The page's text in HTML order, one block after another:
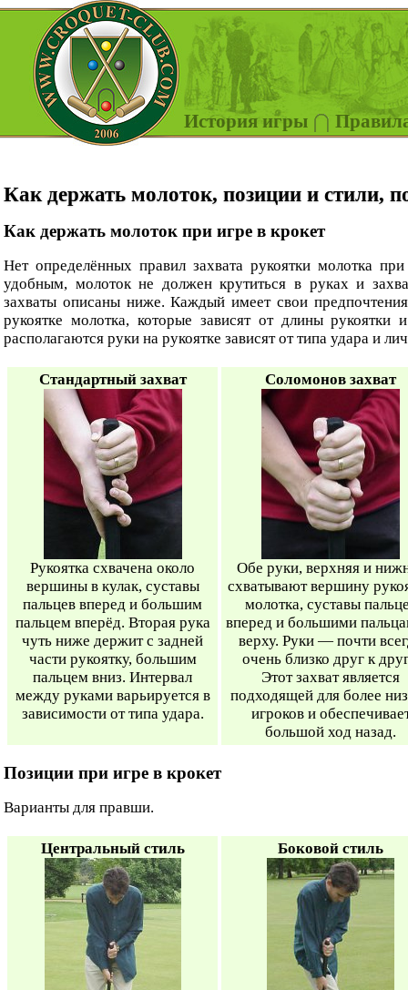
История игры
Как держать молоток, позиции и стили,
Как держать молоток при игре в крокет
Нет определённых правил захвата рукоятки молотка
удобным, молоток не должен крутиться в руках и
захваты описаны ниже. Каждый имеет свои
рукоятке молотка, которые зависят от длины
располагаются руки на рукоятке зависят от типа удара и
Стандартный захват
Рукоятка схвачена около
вершины в кулак, суставы
пальцев вперед и большим
пальцем вперёд. Вторая рука
чуть ниже держит с задней
части рукоятку, большим
пальцем вниз. Интервал
между руками варьируется в
зависимости от типа удара.
Соломонов захват
Обе руки, верхняя и
схватывают вершину
молотка, суставы
вперед и большими
верху. Руки — почти
очень близко друг к
Этот захват является
подходящей для более
игроков и
большой ход назад.
Позиции при игре в крокет
Варианты для правши.
Центральный стиль Боковой стиль